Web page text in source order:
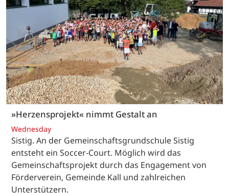
»Herzensprojekt« nimmt Gestalt an
Wednesday
Sistig. An der Gemeinschaftsgrundschule Sistig
entsteht ein Soccer-Court. Möglich wird das
Gemeinschaftsprojekt durch das Engagement von
Förderverein, Gemeinde Kall und zahlreichen
Unterstützern.